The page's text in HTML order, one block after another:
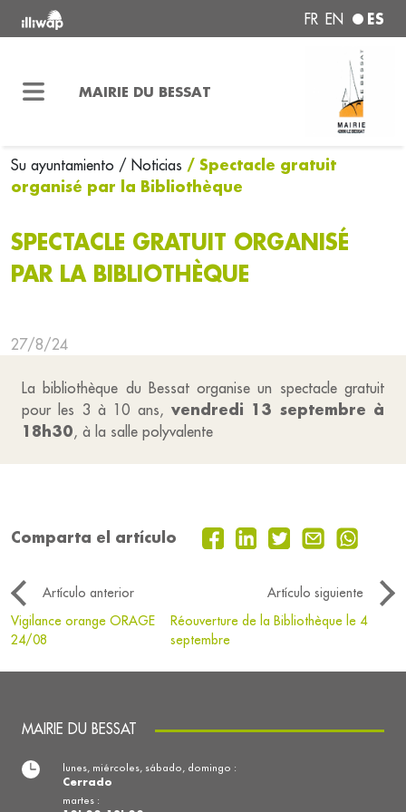
FR EN ES
MAIRIE DU BESSAT
Su ayuntamiento / Noticias / Spectacle gratuit
organisé par la Bibliothèque
SPECTACLE GRATUIT ORGANISÉ
PAR LA BIBLIOTHÈQUE
27/8/24
La bibliothèque du Bessat organise un spectacle gratuit
pour les 3 à 10 ans, vendredi 13 septembre à
18h30, à la salle polyvalente
Comparta el artículo
Artículo anterior
Artículo siguiente
Vigilance orange ORAGE
24/08
Réouverture de la Bibliothèque le 4
septembre
MAIRIE DU BESSAT
lunes, miércoles, sábado, domingo :
Cerrado
martes :